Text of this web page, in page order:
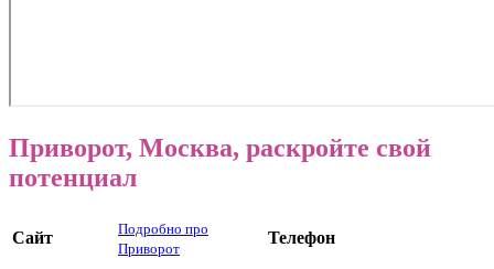
Приворот, Москва, раскройте свой
потенциал
Сайт
Подробно про
Приворот
Телефон